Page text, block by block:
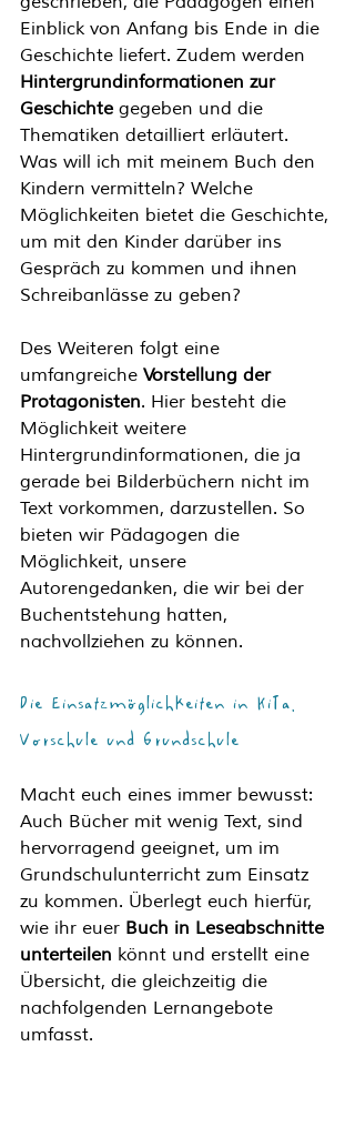
Einblick von Anfang bis Ende in die
Geschichte liefert. Zudem werden
Hintergrundinformationen zur
Geschichte gegeben und die
Thematiken detailliert erläutert.
Was will ich mit meinem Buch den
Kindern vermitteln? Welche
Möglichkeiten bietet die Geschichte,
um mit den Kinder darüber ins
Gespräch zu kommen und ihnen
Schreibanlässe zu geben?
Des Weiteren folgt eine
umfangreiche Vorstellung der
Protagonisten. Hier besteht die
Möglichkeit weitere
Hintergrundinformationen, die ja
gerade bei Bilderbüchern nicht im
Text vorkommen, darzustellen. So
bieten wir Pädagogen die
Möglichkeit, unsere
Autorengedanken, die wir bei der
Buchentstehung hatten,
nachvollziehen zu können.
Die Einsatzmöglichkeiten in KiTa,
Vorschule und Grundschule
Macht euch eines immer bewusst:
Auch Bücher mit wenig Text, sind
hervorragend geeignet, um im
Grundschulunterricht zum Einsatz
zu kommen. Überlegt euch hierfür,
wie ihr euer Buch in Leseabschnitte
unterteilen könnt und erstellt eine
Übersicht, die gleichzeitig die
nachfolgenden Lernangebote
umfasst.